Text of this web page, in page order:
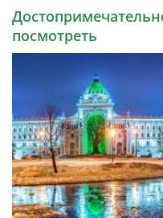
посмотреть